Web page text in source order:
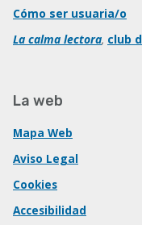
Cómo ser usuaria/o
La calma lectora, club
La web
Mapa Web
Aviso Legal
Cookies
Accesibilidad